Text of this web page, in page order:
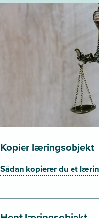
Kopier læringsobjekt
Sådan kopierer du et